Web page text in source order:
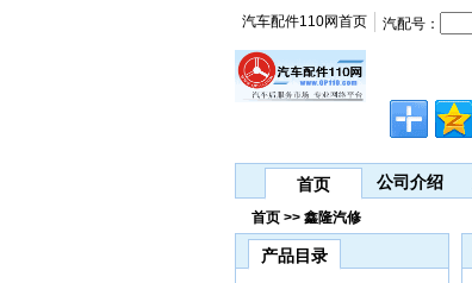
汽车配件110网首页 汽配号：
首页 公司介绍
首页 >> 鑫隆汽修
产品目录